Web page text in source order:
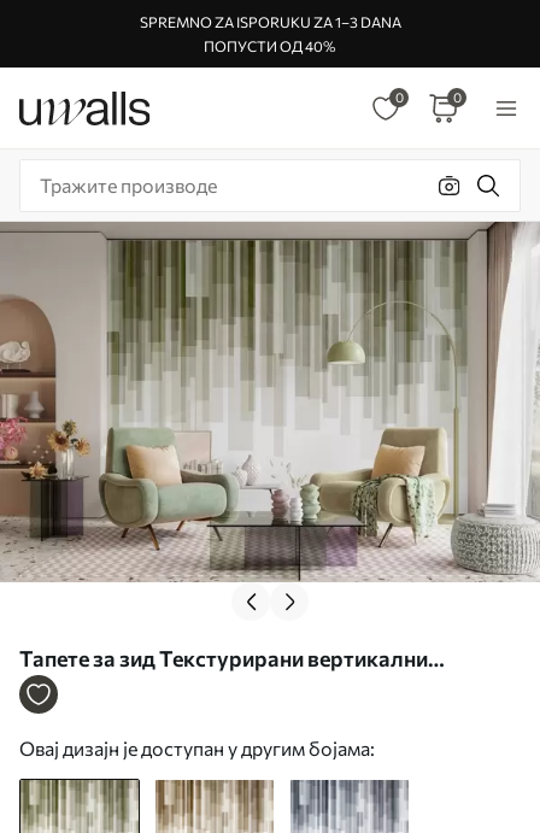
SPREMNO ZA ISPORUKU ZA 1–3 DANA
ПОПУСТИ ОД 40%
0 0
Тапете за зид Текстурирани вертикални
правоугаоници различите транспарентности и
Овај дизајн је доступан у другим бојама: